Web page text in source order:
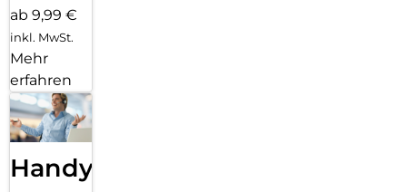
ab 9,99 €
inkl. MwSt.
Mehr
erfahren
Handy